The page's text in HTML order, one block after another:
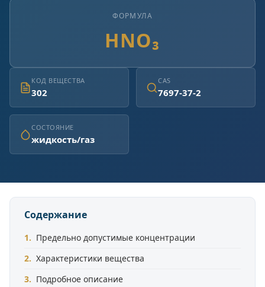
ФОРМУЛА
HNO₃
КОД ВЕЩЕСТВА
302
CAS
7697-37-2
СОСТОЯНИЕ
жидкость/газ
Содержание
Предельно допустимые концентрации
Характеристики вещества
Подробное описание